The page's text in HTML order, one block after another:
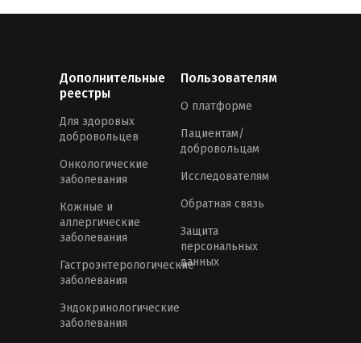
Дополнительные
реестры
Для здоровых
добровольцев
Онкологические
заболевания
Кожные и
аллергические
заболевания
Гастроэнтерологические
заболевания
Эндокринологические
заболевания
Пользователям
О платформе
Пациентам/
добровольцам
Исследователям
Обратная связь
Защита
персональных
данных